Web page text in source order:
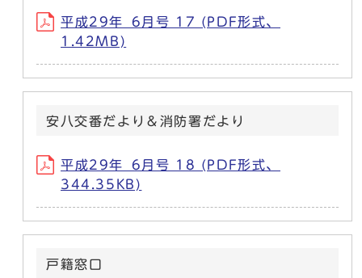
平成29年_6月号 17 (PDF形式、
1.42MB)
安八交番だより＆消防署だより
平成29年_6月号 18 (PDF形式、
344.35KB)
戸籍窓口